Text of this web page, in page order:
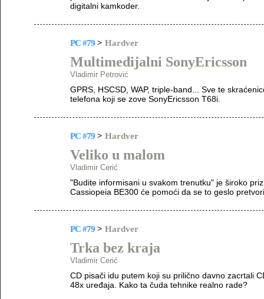
digitalni kamkoder.
PC #79 > Hardver
Multimedijalni SonyEricsson
Vladimir Petrović
GPRS, HSCSD, WAP, triple-band... Sve te
telefona koji se zove SonyEricsson T68i.
PC #79 > Hardver
Veliko u malom
Vladimir Cerić
"Budite informisani u svakom trenutku" je široko
Cassiopeia BE300 će pomoći da se to geslo
PC #79 > Hardver
Trka bez kraja
Vladimir Cerić
CD pisači idu putem koji su prilično davno zacrtali
48x uređaja. Kako ta čuda tehnike realno rade?